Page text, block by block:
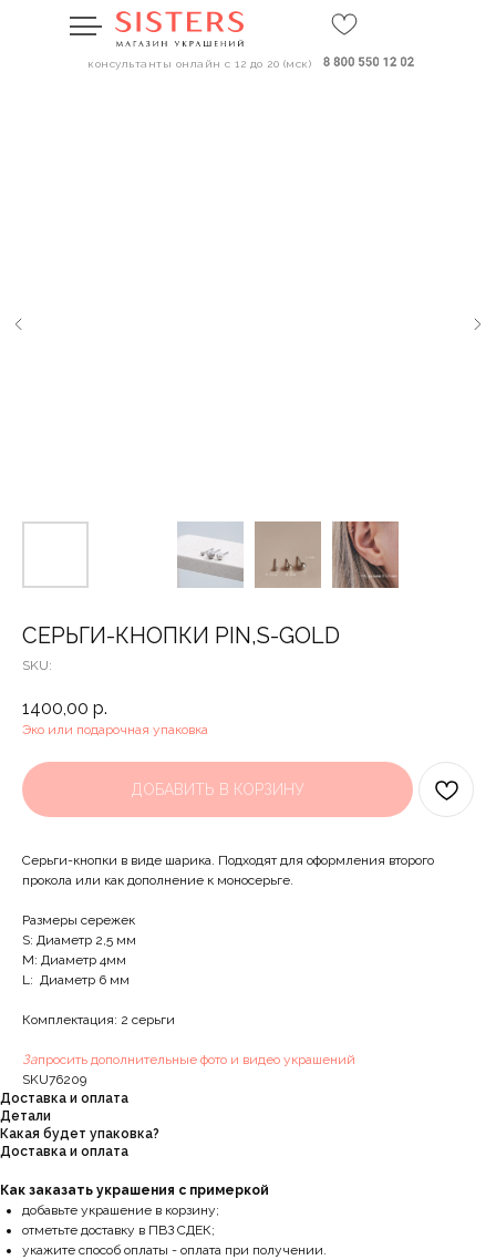
консультанты онлайн с 12 до 20 (мск)
СЕРЬГИ-КНОПКИ PIN,S-GOLD
SKU:
1400,00 р.
Эко или подарочная упаковка
ДОБАВИТЬ В КОРЗИНУ
Серьги-кнопки в виде шарика. Подходят для оформления второго
прокола или как дополнение к моносерьге.
Размеры сережек
S: Диаметр 2,5 мм
M: Диаметр 4мм
L: Диаметр 6 мм
Комплектация: 2 серьги
Запросить дополнительные фото и видео украшений
SKU76209
Доставка и оплата
Детали
Какая будет упаковка?
Доставка и оплата
Как заказать украшения с примеркой
добавьте украшение в корзину;
отметьте доставку в ПВЗ СДЕК;
укажите способ оплаты - оплата при получении.